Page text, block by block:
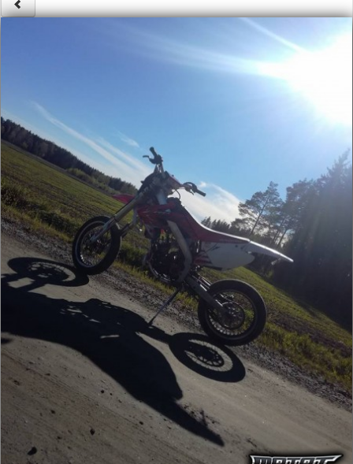
Säännöt ja ohjeet
MYYDÄÄN
Haku
Ohjeet
Ajoneuvot
Osat
TIETOPANKKI
TAPAHTUMAT
MP15 kuvia
MP14 kuvia
MP13 kuvia
ACS 2015 kuvia
Lisää uusi tapahtuma
SÄÄ
Valitse paikkakunta
Helsingin sää
Tampereen sää
Turun sää
Oulun sää
Kuopion sää